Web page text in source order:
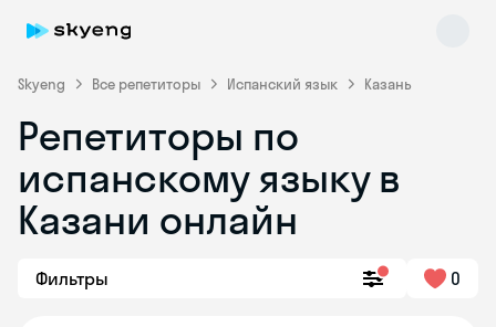
Skyeng Все репетиторы Испанский язык Казань
Репетиторы по
испанскому языку в
Казани онлайн
Фильтры 0
Skyeng Chat